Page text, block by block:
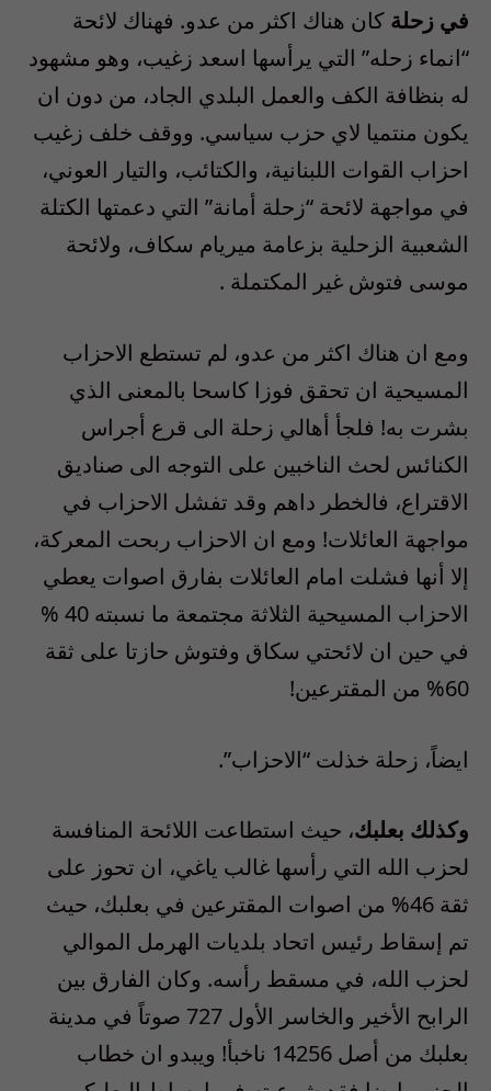
في زحلة كان هناك اكثر من عدو. فهناك لائحة
“انماء زحله” التي يرأسها اسعد زغيب، وهو مشهود
له بنظافة الكف والعمل البلدي الجاد، من دون ان
يكون منتميا لاي حزب سياسي. ووقف خلف زغيب
احزاب القوات اللبنانية، والكتائب، والتيار العوني،
في مواجهة لائحة “زحلة أمانة” التي دعمتها الكتلة
الشعبية الزحلية بزعامة ميريام سكاف، ولائحة
موسى فتوش غير المكتملة .
ومع ان هناك اكثر من عدو، لم تستطع الاحزاب
المسيحية ان تحقق فوزا كاسحا بالمعنى الذي
بشرت به! فلجأ أهالي زحلة الى قرع أجراس
الكنائس لحث الناخبين على التوجه الى صناديق
الاقتراع، فالخطر داهم وقد تفشل الاحزاب في
مواجهة العائلات! ومع ان الاحزاب ربحت المعركة،
إلا أنها فشلت امام العائلات بفارق اصوات يعطي
الاحزاب المسيحية الثلاثة مجتمعة ما نسبته 40 %
في حين ان لائحتي سكاق وفتوش حازتا على ثقة
60% من المقترعين!
ايضاً، زحلة خذلت “الاحزاب”.
وكذلك بعلبك، حيث استطاعت اللائحة المنافسة
لحزب الله التي رأسها غالب ياغي، ان تحوز على
ثقة 46% من اصوات المقترعين في بعلبك، حيث
تم إسقاط رئيس اتحاد بلديات الهرمل الموالي
لحزب الله، في مسقط رأسه. وكان الفارق بين
الرابح الأخير والخاسر الأول 727 صوتاً في مدينة
بعلبك من أصل 14256 ناخبأ! ويبدو ان خطاب